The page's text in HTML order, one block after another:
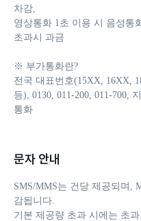
차감,
영상통화 1초 이용 시 음성통
초과시 과금
※ 부가통화란?
전국 대표번호(15XX, 16XX,
등), 0130, 011-200, 011-700,
통화
문자 안내
SMS/MMS는 건당 제공되며,
감됩니다.
기본 제공량 초과 시에는 초